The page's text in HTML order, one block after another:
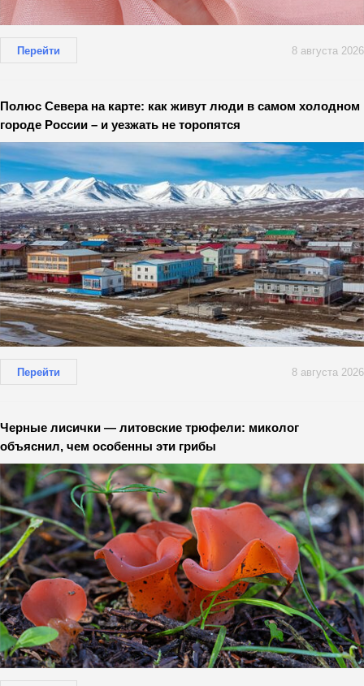
Перейти 8 августа 2026
Полюс Севера на карте: как живут люди в самом холодном
городе России – и уезжать не торопятся
Перейти 8 августа 2026
Черные лисички — литовские трюфели: миколог
объяснил, чем особенны эти грибы